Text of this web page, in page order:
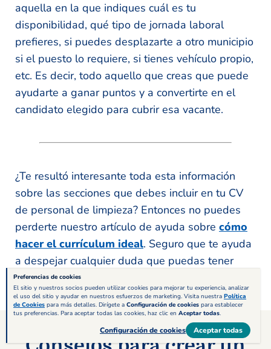
aquella en la que indiques cuál es tu
disponibilidad, qué tipo de jornada laboral
prefieres, si puedes desplazarte a otro municipio
si el puesto lo requiere, si tienes vehículo propio,
etc. Es decir, todo aquello que creas que puede
ayudarte a ganar puntos y a convertirte en el
candidato elegido para cubrir esa vacante.
¿Te resultó interesante toda esta información
sobre las secciones que debes incluir en tu CV
de personal de limpieza? Entonces no puedes
perderte nuestro artículo de ayuda sobre cómo
hacer el currículum ideal. Seguro que te ayuda
a despejar cualquier duda que puedas tener
para crear tu curriculum vitae con total confianza.
Preferencias de cookies
El sitio y nuestros socios pueden utilizar cookies para mejorar tu experiencia, analizar
el uso del sitio y ayudar en nuestros esfuerzos de marketing. Visita nuestra Política
de Cookies para más detalles. Dirígete a Configuración de cookies para establecer
tus preferencias. Para aceptar todas las cookies, haz clic en Aceptar todas.
Configuración de cookies Aceptar todas